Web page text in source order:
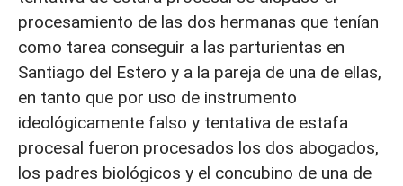
procesamiento de las dos hermanas que tenían
como tarea conseguir a las parturientas en
Santiago del Estero y a la pareja de una de ellas,
en tanto que por uso de instrumento
ideológicamente falso y tentativa de estafa
procesal fueron procesados los dos abogados,
los padres biológicos y el concubino de una de